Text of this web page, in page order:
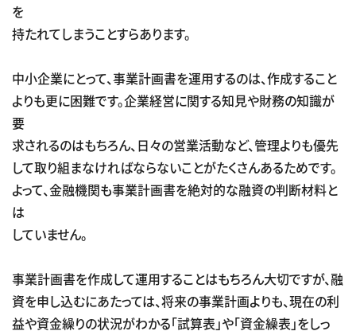
を
持たれてしまうことすらあります。
中小企業にとって、事業計画書を運用するのは、作成すること
よりも更に困難です。企業経営に関する知見や財務の知識が
要
求されるのはもちろん、日々の営業活動など、管理よりも優先
して取り組まなければならないことがたくさんあるためです。
よって、金融機関も事業計画書を絶対的な融資の判断材料と
は
していません。
事業計画書を作成して運用することはもちろん大切ですが、融
資を申し込むにあたっては、将来の事業計画よりも、現在の利
益や資金繰りの状況がわかる「試算表」や「資金繰表」をしっ